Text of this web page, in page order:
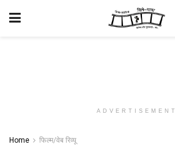
ADVERTISEMENT
Home फिल्म/वेब रिव्यू